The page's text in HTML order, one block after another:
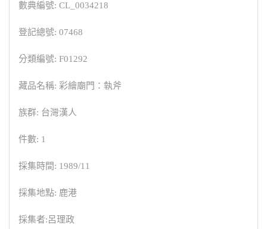
數典編號: CL_0034218
登記總號: 07468
分類編號: F01292
藏品名稱: 彩繪廟門：執斧
族群: 台灣漢人
件數: 1
採集時間: 1989/11
採集地點: 鹿港
採集者:呂理政